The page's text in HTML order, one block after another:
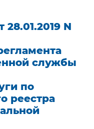
N
службы
по
реестра